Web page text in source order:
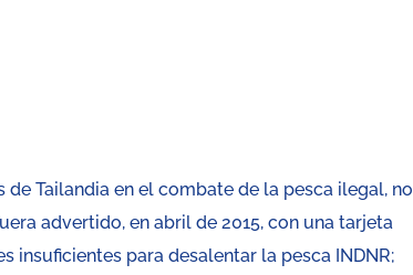
Tailandia en el combate de la pesca ilegal, no
advertido, en abril de 2015, con una tarjeta
insuficientes para desalentar la pesca INDNR;